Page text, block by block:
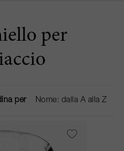
per
per